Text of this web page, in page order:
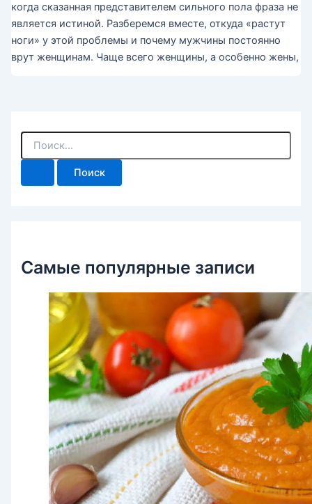
когда сказанная представителем сильного пола фраза не
является истиной. Разберемся вместе, откуда «растут
ноги» у этой проблемы и почему мужчины постоянно
врут женщинам. Чаще всего женщины, а особенно жены,
П
и
Самые популярные записи